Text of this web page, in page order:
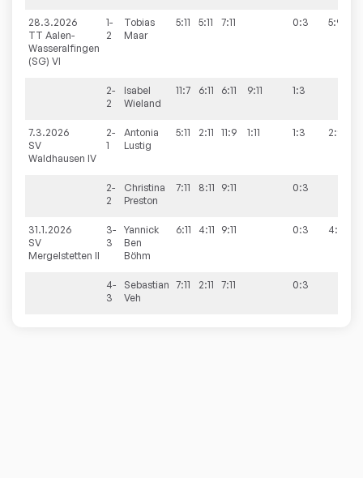
28.3.2026
TT Aalen-
Wasseralfingen
(SG) VI
1-
2
Tobias
Maar
5:11 5:11 7:11 0:3 5:9
2-
2
Isabel
Wieland
11:7 6:11 6:11 9:11 1:3
7.3.2026
SV
Waldhausen IV
2-
1
Antonia
Lustig
5:11 2:11 11:9 1:11 1:3 2:9
2-
2
Christina
Preston
7:11 8:11 9:11 0:3
31.1.2026
SV
Mergelstetten II
3-
3
Yannick
Ben
Böhm
6:11 4:11 9:11 0:3 4:9
4-
3
Sebastian
Veh
7:11 2:11 7:11 0:3